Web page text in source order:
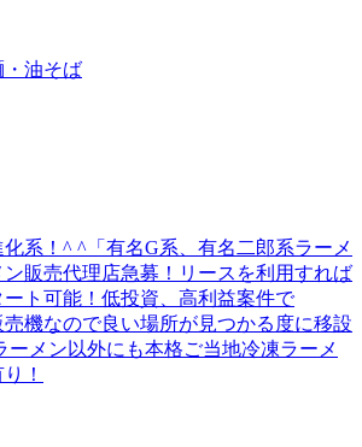
・油そば
系！^ ^「有名G系、有名二郎系ラーメ
販売代理店急募！リースを利用すれば
ト可能！低投資、高利益案件で
なので良い場所が見つかる度に移設
ーメン以外にも本格ご当地冷凍ラーメ
！